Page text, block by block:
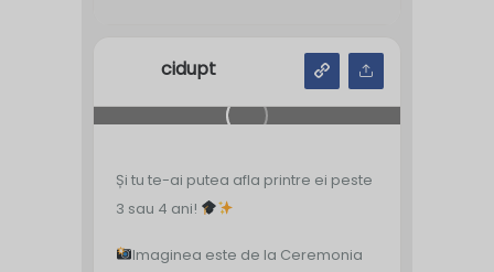
cidupt
Și tu te-ai putea afla printre ei peste
3 sau 4 ani!
Imaginea este de la Ceremonia